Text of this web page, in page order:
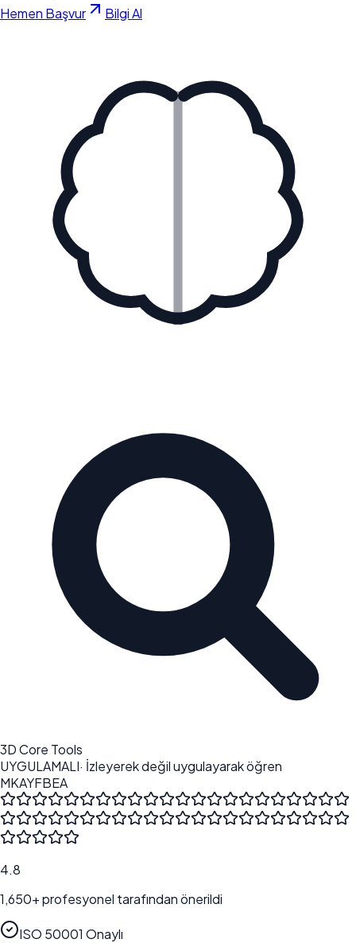
Hemen Başvur
Bilgi Al
3D Core Tools
UYGULAMALI· İzleyerek değil uygulayarak öğren
MKAYFBEA
4.8
1,650+ profesyonel tarafından önerildi
ISO 50001 Onaylı